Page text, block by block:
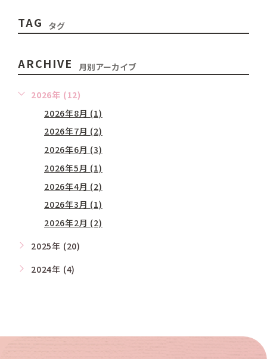
TAG タグ
ARCHIVE 月別アーカイブ
2026年 (12)
2026年8月 (1)
2026年7月 (2)
2026年6月 (3)
2026年5月 (1)
2026年4月 (2)
2026年3月 (1)
2026年2月 (2)
2025年 (20)
2024年 (4)